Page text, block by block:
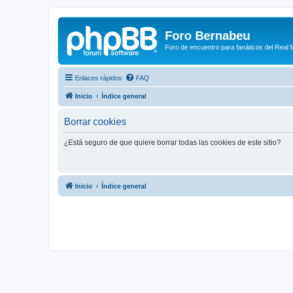
Foro Bernabeu
Foro de encuentro para fanáticos del Real
Enlaces rápidos FAQ
Inicio Índice general
Borrar cookies
¿Está seguro de que quiere borrar todas las cookies de este sitio?
Inicio Índice general